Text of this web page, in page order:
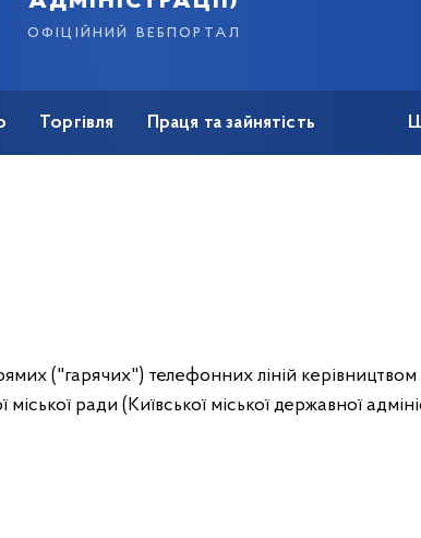
офіційний вебпортал
Торгівля Праця та зайнятість
("гарячих") телефонних ліній
ради (Київської міської державної